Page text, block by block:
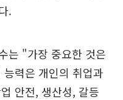
.
는 "가장 중요한 것은
력은 개인의 취업과
안전, 생산성, 갈등